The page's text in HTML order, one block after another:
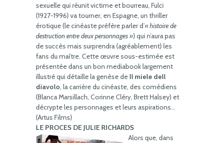
sexuelle qui réunit victime et bourreau, Fulci
(1927-1996) va tourner, en Espagne, un thriller
érotique (le cinéaste préfère parler d’« histoire de
destruction entre deux personnages ») qui n’aura pas
de succès mais surprendra (agréablement) les
fans du maître. Cette œuvre sous-estimée est
présentée dans un bon mediabook largement
illustré qui détaille la genèse de Il miele dell
diavolo, la carrière du cinéaste, des comédiens
(Blanca Marsillach, Corinne Cléry, Brett Halsey) et
décrypte les personnages et leurs aspirations…
(Artus Films)
LE PROCES DE JULIE RICHARDS
Alors que, dans